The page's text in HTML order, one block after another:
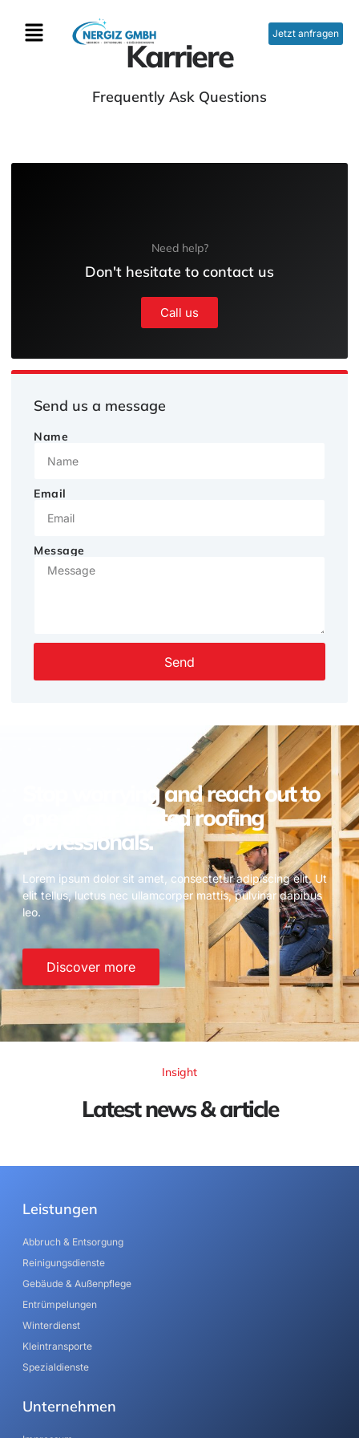
Jetzt anfragen
Karriere
Frequently Ask Questions
Need help?
Don't hesitate to contact us
Call us
Send us a message
Name
Email
Message
Send
Stop worrying and reach out to
one of our trusted roofing
professionals.
Lorem ipsum dolor sit amet, consectetur adipiscing elit. Ut
elit tellus, luctus nec ullamcorper mattis, pulvinar dapibus
leo.
Discover more
Insight
Latest news & article
Leistungen
Abbruch & Entsorgung
Reinigungsdienste
Gebäude & Außenpflege
Entrümpelungen
Winterdienst
Kleintransporte
Spezialdienste
Unternehmen